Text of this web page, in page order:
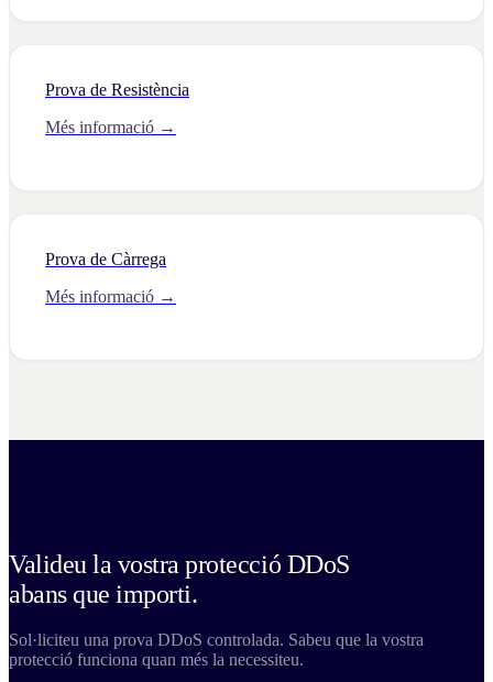
Prova de Resistència
Més informació →
Prova de Càrrega
Més informació →
Valideu la vostra protecció DDoS
abans que importi.
Sol·liciteu una prova DDoS controlada. Sabeu que la vostra
protecció funciona quan més la necessiteu.